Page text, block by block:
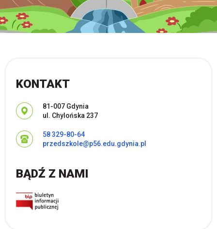
KONTAKT
Adres pocztowy:
81-007 Gdynia
ul. Chylońska 237
58 329-80-64
przedszkole@p56.edu.gdynia.pl
BĄDŹ Z NAMI